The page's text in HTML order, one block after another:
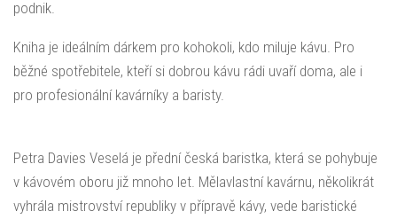
podnik.
Kniha je ideálním dárkem pro kohokoli, kdo miluje kávu. Pro
běžné spotřebitele, kteří si dobrou kávu rádi uvaří doma, ale i
pro profesionální kavárníky a baristy.
Petra Davies Veselá je přední česká baristka, která se pohybuje
v kávovém oboru již mnoho let. Mělavlastní kavárnu, několikrát
vyhrála mistrovství republiky v přípravě kávy, vede baristické